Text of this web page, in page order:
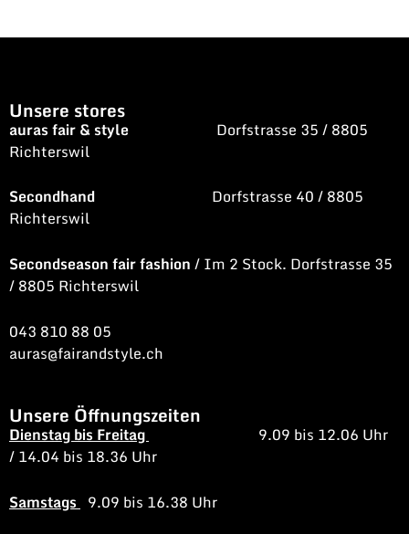
Unsere stores
auras fair & style Dorfstrasse 35 / 8805
Richterswil
Secondhand Dorfstrasse 40 / 8805
Richterswil
Secondseason fair fashion/ Im 2 Stock. Dorfstrasse 35
/ 8805 Richterswil
043 810 88 05
auras@fairandstyle.ch
Unsere Öffnungszeiten
Dienstag bis Freitag
9.09 bis 12.06 Uhr
/14.04 bis 18.36 Uhr
Samstags 9.09 bis 16.38 Uhr